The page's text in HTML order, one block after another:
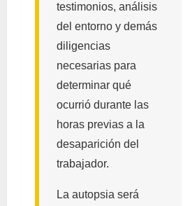
testimonios, análisis
del entorno y demás
diligencias
necesarias para
determinar qué
ocurrió durante las
horas previas a la
desaparición del
trabajador.
La autopsia será